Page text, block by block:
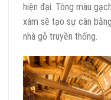
hiện đại. Tông màu
xám sẽ tạo sự cân
nhà gỗ truyền thống.